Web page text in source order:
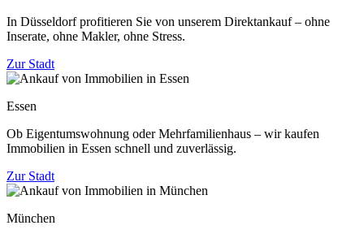
In Düsseldorf profitieren Sie von unserem Direktankauf – ohne
Inserate, ohne Makler, ohne Stress.
Zur Stadt
Essen
Ob Eigentumswohnung oder Mehrfamilienhaus – wir kaufen
Immobilien in Essen schnell und zuverlässig.
Zur Stadt
München